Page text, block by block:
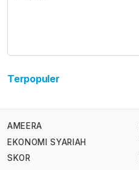
Terpopuler
AMEERA
EKONOMI SYARIAH
SKOR